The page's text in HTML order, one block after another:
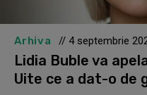
Arhiva // 4 septembrie
Lidia Buble va
Uite ce a dat-o de